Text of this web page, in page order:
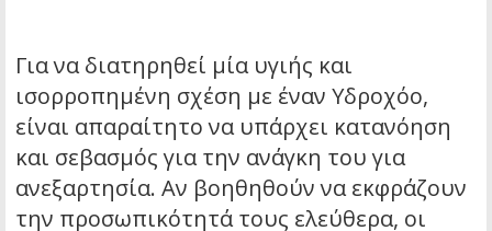
Για να διατηρηθεί μία υγιής και
ισορροπημένη σχέση με έναν Υδροχόο,
είναι απαραίτητο να υπάρχει κατανόηση
και σεβασμός για την ανάγκη του για
ανεξαρτησία. Αν βοηθηθούν να εκφράζουν
την προσωπικότητά τους ελεύθερα, οι